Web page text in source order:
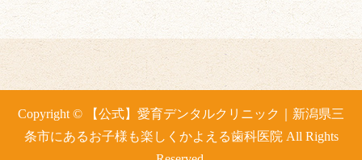
Copyright © 【公式】愛育デンタルクリニック｜新潟県三
条市にあるお子様も楽しくかよえる歯科医院 All Rights